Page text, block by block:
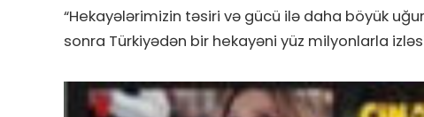
“Hekayələrimizin təsiri və gücü ilə daha böyük
sonra Türkiyədən bir hekayəni yüz milyonlarla